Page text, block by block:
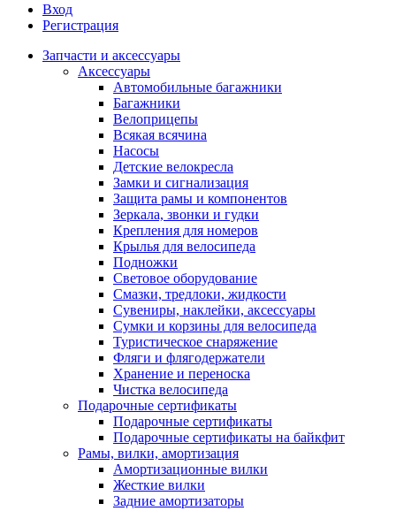
Вход
Регистрация
Запчасти и аксессуары
Аксессуары
Автомобильные багажники
Багажники
Велоприцепы
Всякая всячина
Насосы
Детские велокресла
Замки и сигнализация
Защита рамы и компонентов
Зеркала, звонки и гудки
Крепления для номеров
Крылья для велосипеда
Подножки
Световое оборудование
Смазки, тредлоки, жидкости
Сувениры, наклейки, аксессуары
Сумки и корзины для велосипеда
Туристическое снаряжение
Фляги и флягодержатели
Хранение и переноска
Чистка велосипеда
Подарочные сертификаты
Подарочные сертификаты
Подарочные сертификаты на байкфит
Рамы, вилки, амортизация
Амортизационные вилки
Жесткие вилки
Задние амортизаторы